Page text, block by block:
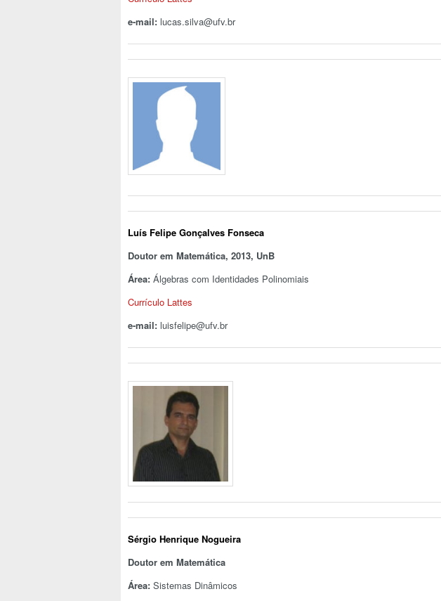
e-mail: lucas.silva@ufv.br
Luís Felipe Gonçalves Fonseca
Doutor em Matemática, 2013, UnB
Área: Álgebras com Identidades Polinomiais
Currículo Lattes
e-mail: luisfelipe@ufv.br
Sérgio Henrique Nogueira
Doutor em Matemática
Área: Sistemas Dinâmicos